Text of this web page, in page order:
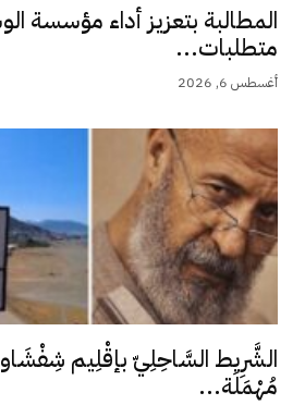
المطالبة بتعزيز أداء مؤسسة
متطلبات...
أغسطس 6, 2026
الشَّرِيط السَّاحِلِيّ بإقْلِيم
مُهْمَلَة...